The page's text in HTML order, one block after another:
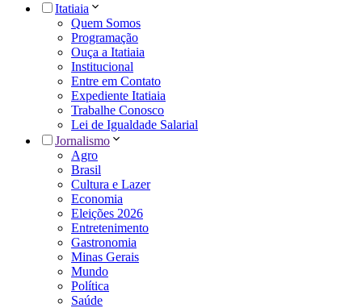
Itatiaia
Quem Somos
Programação
Ouça a Itatiaia
Institucional
Entre em Contato
Expediente Itatiaia
Trabalhe Conosco
Lei de Igualdade Salarial
Jornalismo
Agro
Brasil
Cultura e Lazer
Economia
Eleições 2026
Entretenimento
Gastronomia
Minas Gerais
Mundo
Política
Saúde